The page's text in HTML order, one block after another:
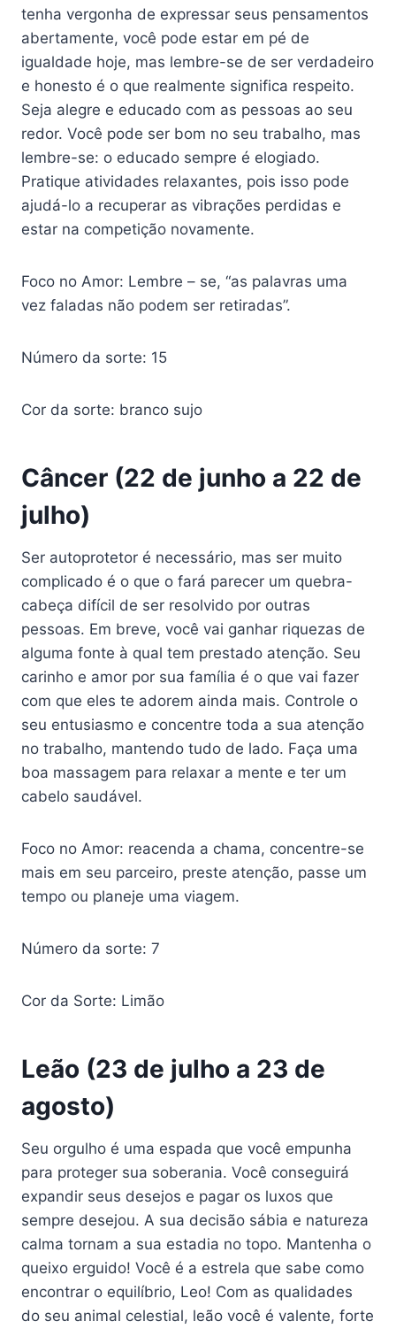
tenha vergonha de expressar seus pensamentos
abertamente, você pode estar em pé de
igualdade hoje, mas lembre-se de ser verdadeiro
e honesto é o que realmente significa respeito.
Seja alegre e educado com as pessoas ao seu
redor. Você pode ser bom no seu trabalho, mas
lembre-se: o educado sempre é elogiado.
Pratique atividades relaxantes, pois isso pode
ajudá-lo a recuperar as vibrações perdidas e
estar na competição novamente.
Foco no Amor: Lembre – se, “as palavras uma
vez faladas não podem ser retiradas”.
Número da sorte: 15
Cor da sorte: branco sujo
Câncer (22 de junho a 22 de
julho)
Ser autoprotetor é necessário, mas ser muito
complicado é o que o fará parecer um quebra-
cabeça difícil de ser resolvido por outras
pessoas. Em breve, você vai ganhar riquezas de
alguma fonte à qual tem prestado atenção. Seu
carinho e amor por sua família é o que vai fazer
com que eles te adorem ainda mais. Controle o
seu entusiasmo e concentre toda a sua atenção
no trabalho, mantendo tudo de lado. Faça uma
boa massagem para relaxar a mente e ter um
cabelo saudável.
Foco no Amor: reacenda a chama, concentre-se
mais em seu parceiro, preste atenção, passe um
tempo ou planeje uma viagem.
Número da sorte: 7
Cor da Sorte: Limão
Leão (23 de julho a 23 de
agosto)
Seu orgulho é uma espada que você empunha
para proteger sua soberania. Você conseguirá
expandir seus desejos e pagar os luxos que
sempre desejou. A sua decisão sábia e natureza
calma tornam a sua estadia no topo. Mantenha o
queixo erguido! Você é a estrela que sabe como
encontrar o equilíbrio, Leo! Com as qualidades
do seu animal celestial, leão você é valente, forte